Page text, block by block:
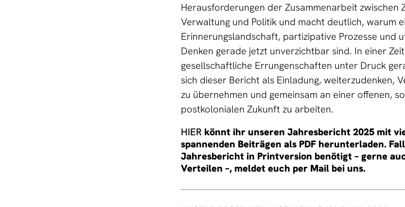
Herausforderungen der Zusammenarbeit zwischen
Verwaltung und Politik und macht deutlich, warum
Erinnerungslandschaft, partizipative Prozesse und
Denken gerade jetzt unverzichtbar sind. In einer
gesellschaftliche Errungenschaften unter Druck
sich dieser Bericht als Einladung, weiterzudenken,
zu übernehmen und gemeinsam an einer offenen,
postkolonialen Zukunft zu arbeiten.
HIER könnt ihr unseren Jahresbericht 2025 mit
spannenden Beiträgen als PDF herunterladen.
Jahresbericht in Printversion benötigt – gerne
Verteilen –, meldet euch per Mail bei uns.